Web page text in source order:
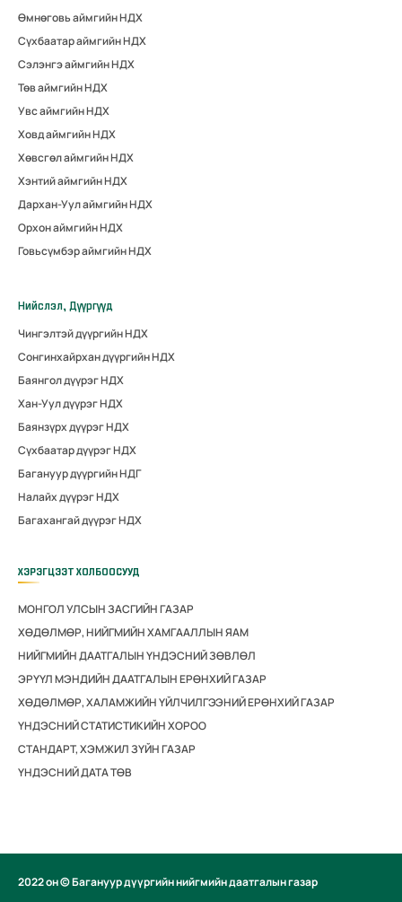
Өмнөговь аймгийн НДХ
Сүхбаатар аймгийн НДХ
Сэлэнгэ аймгийн НДХ
Төв аймгийн НДХ
Увс аймгийн НДХ
Ховд аймгийн НДХ
Хөвсгөл аймгийн НДХ
Хэнтий аймгийн НДХ
Дархан-Уул аймгийн НДХ
Орхон аймгийн НДХ
Говьсүмбэр аймгийн НДХ
Нийслэл, Дүүргүүд
Чингэлтэй дүүргийн НДХ
Сонгинхайрхан дүүргийн НДХ
Баянгол дүүрэг НДХ
Хан-Уул дүүрэг НДХ
Баянзүрх дүүрэг НДХ
Сүхбаатар дүүрэг НДХ
Багануур дүүргийн НДГ
Налайх дүүрэг НДХ
Багахангай дүүрэг НДХ
ХЭРЭГЦЭЭТ ХОЛБООСУУД
МОНГОЛ УЛСЫН ЗАСГИЙН ГАЗАР
ХӨДӨЛМӨР, НИЙГМИЙН ХАМГААЛЛЫН ЯАМ
НИЙГМИЙН ДААТГАЛЫН ҮНДЭСНИЙ ЗӨВЛӨЛ
ЭРҮҮЛ МЭНДИЙН ДААТГАЛЫН ЕРӨНХИЙ ГАЗАР
ХӨДӨЛМӨР, ХАЛАМЖИЙН ҮЙЛЧИЛГЭЭНИЙ ЕРӨНХИЙ ГАЗАР
ҮНДЭСНИЙ СТАТИСТИКИЙН ХОРОО
СТАНДАРТ, ХЭМЖИЛ ЗҮЙН ГАЗАР
ҮНДЭСНИЙ ДАТА ТӨВ
2022 он © Багануур дүүргийн нийгмийн даатгалын газар